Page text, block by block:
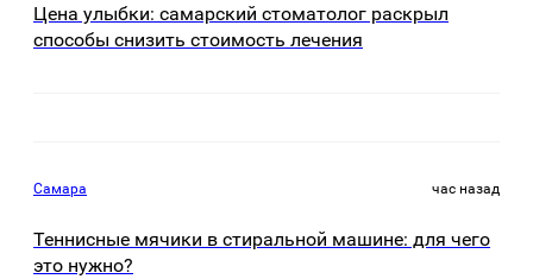
Цена улыбки: самарский стоматолог раскрыл
способы снизить стоимость лечения
Самара час назад
Теннисные мячики в стиральной машине: для чего
это нужно?